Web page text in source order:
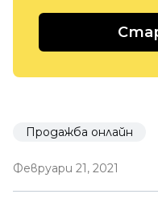
Продажба онлайн
Февруари 21, 2021